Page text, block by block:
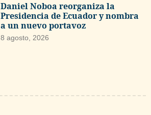
Daniel Noboa reorganiza la
Presidencia de Ecuador y nombra
a un nuevo portavoz
8 agosto, 2026